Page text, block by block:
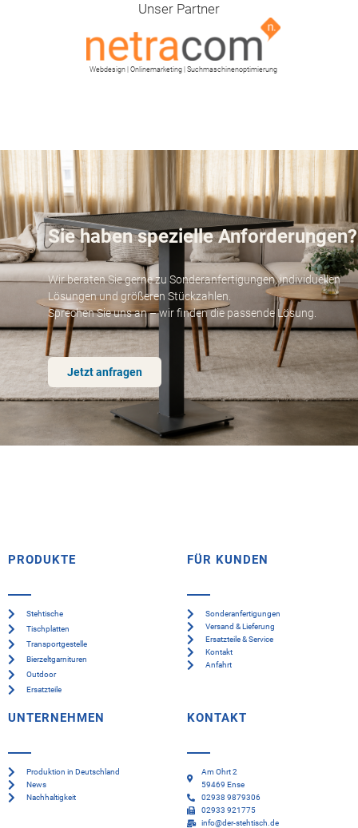
Unser Partner
Webdesign | Onlinemarketing | Suchmaschinenoptimierung
Sie haben spezielle Anforderungen?
Wir beraten Sie gerne zu Sonderanfertigungen, individuellen
Lösungen und größeren Stückzahlen.
Sprechen Sie uns an – wir finden die passende Lösung.
Jetzt anfragen
PRODUKTE
Stehtische
Tischplatten
Transportgestelle
Bierzeltgarnituren
Outdoor
Ersatzteile
FÜR KUNDEN
Sonderanfertigungen
Versand & Lieferung
Ersatzteile & Service
Kontakt
Anfahrt
UNTERNEHMEN
Produktion in Deutschland
News
Nachhaltigkeit
KONTAKT
Am Ohrt 2
59469 Ense
02938 9879306
02933 921775
info@der-stehtisch.de